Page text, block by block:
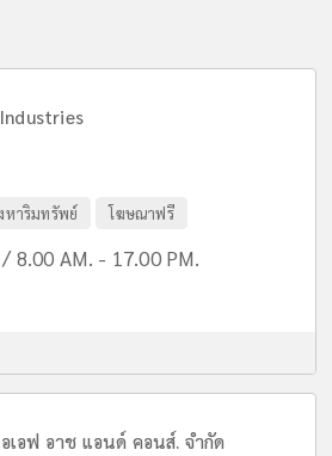
หาริมทรัพย์ โฆษณาฟรี
8.00 AM. - 17.00 PM.
เอฟ อาช แอนด์ คอนส์. จำกัด